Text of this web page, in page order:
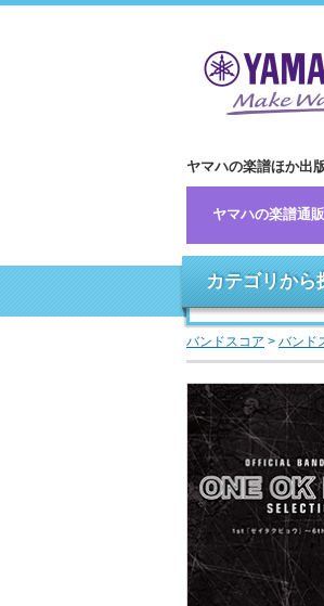
ヤマハの楽譜ほか出
ヤマハの楽譜通
カテゴリから
バンドスコア > バンド